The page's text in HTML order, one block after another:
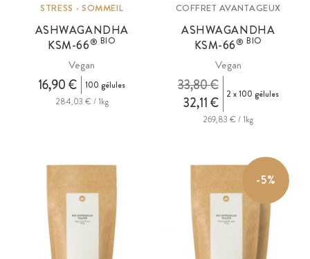
STRESS · SOMMEIL
ASHWAGANDHA
KSM-66® BIO
Vegan
16,90 €
100 gélules
284,03 € / 1kg
COFFRET AVANTAGEUX
ASHWAGANDHA
KSM-66® BIO
Vegan
32,11 €
33,80 € 2 x 100 gélules
269,83 € / 1kg
-5%